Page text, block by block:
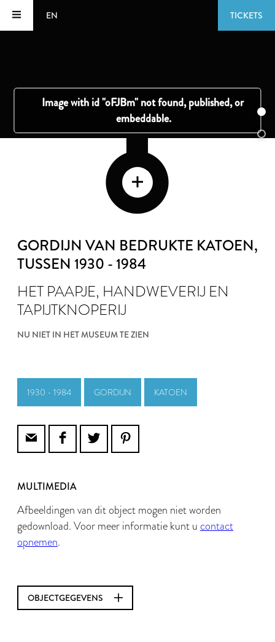
EN TICKETS
GORDIJN VAN BEDRUKTE KATOEN,
TUSSEN 1930 - 1984
HET PAAPJE, HANDWEVERIJ EN
TAPIJTKNOPERIJ
NU NIET IN HET MUSEUM TE ZIEN
1930 - 1984 GORDIJN KATOEN
MULTIMEDIA
Afbeeldingen van dit object mogen niet worden
gedownload. Voor meer informatie kunt u contact
opnemen.
OBJECTGEGEVENS